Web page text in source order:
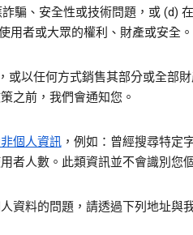
騙、安全性或技術問題，或 (d)
用者或大眾的權利、財產或安全。
或以任何方式銷售其部分或全部
之前，我們會通知您。
個人資訊，例如：曾經搜尋特定
者人數。此類資訊並不會識別您
資料的問題，請透過下列地址與